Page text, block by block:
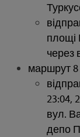
площі
через
маршрут 8
23:04,
вул.
депо